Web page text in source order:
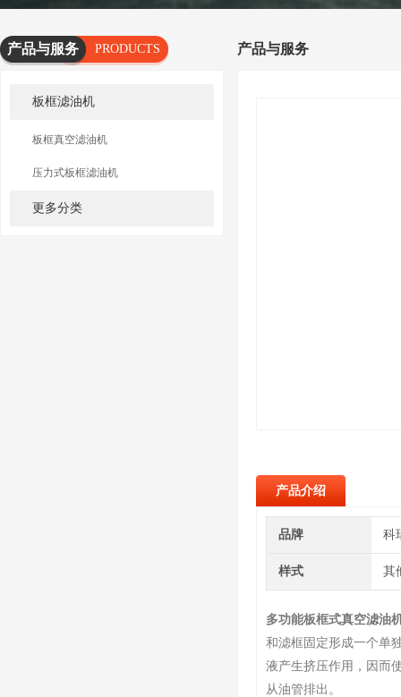
产品与服务
PRODUCTS
板框滤油机
板框真空滤油机
压力式板框滤油机
更多分类
产品与服务
产品介绍
品牌 科
样式 其
多功能板框式真空滤油
和滤框固定形成一个单
液产生挤压作用，因而
从油管排出。